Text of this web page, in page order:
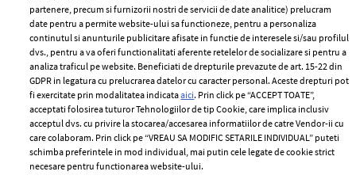
Adela Popescu are COVID-19. Cum se
simte acum prezentatoarea TV
COVID-19 09 septembrie 2021
Adela Popescu a dezvăluit că are COVID-19. Cum se
simte prezentatoarea TV și ce simptome a avut până
acum?
partenere, precum si furnizorii nostri de servicii de date analitice) prelucram
date pentru a permite website-ului sa functioneze, pentru a personaliza
continutul si anunturile publicitare afisate in functie de interesele si/sau profilul
dvs., pentru a va oferi functionalitati aferente retelelor de socializare si pentru a
analiza traficul pe website. Beneficiati de drepturile prevazute de art. 15-22 din
GDPR in legatura cu prelucrarea datelor cu caracter personal. Aceste drepturi pot
fi exercitate prin modalitatea indicataaici. Prin click pe “ACCEPT TOATE”,
acceptati folosirea tuturor Tehnologiilor de tip Cookie, care implica inclusiv
acceptul dvs. cu privire la stocarea/accesarea informatiilor de catre Vendor-ii cu
care colaboram. Prin click pe “VREAU SA MODIFIC SETARILE INDIVIDUAL” puteti
schimba preferintele in mod individual, mai putin cele legate de cookie strict
necesare pentru functionarea website-ului.